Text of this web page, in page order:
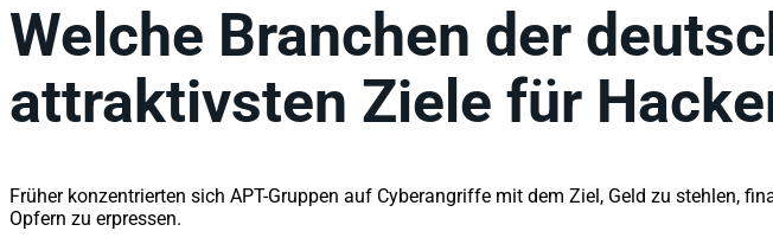
Welche Branchen der
attraktivsten Ziele für
Früher konzentrierten sich APT-Gruppen auf Cyberangriffe mit dem Ziel, Geld zu stehlen,
Opfern zu erpressen.